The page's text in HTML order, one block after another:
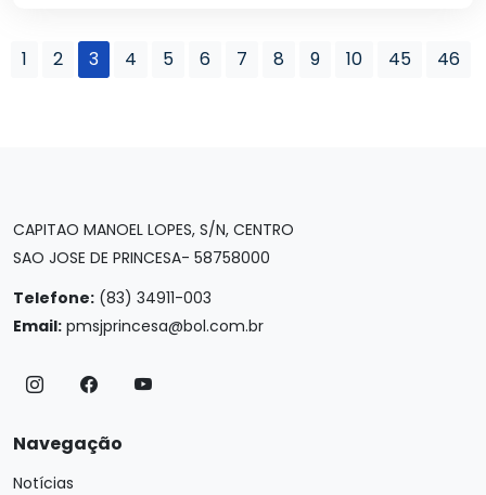
1 2 3 4 5 6 7 8 9 10 45 46
CAPITAO MANOEL LOPES, S/N, CENTRO
SAO JOSE DE PRINCESA- 58758000
Telefone: (83) 34911-003
Email: pmsjprincesa@bol.com.br
Navegação
Notícias